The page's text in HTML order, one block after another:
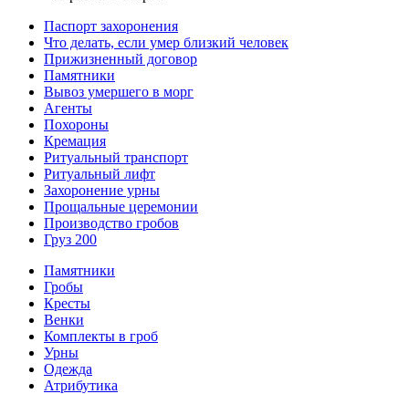
Паспорт захоронения
Что делать, если умер близкий человек
Прижизненный договор
Памятники
Вывоз умершего в морг
Агенты
Похороны
Кремация
Ритуальный транспорт
Ритуальный лифт
Захоронение урны
Прощальные церемонии
Производство гробов
Груз 200
Памятники
Гробы
Кресты
Венки
Комплекты в гроб
Урны
Одежда
Атрибутика